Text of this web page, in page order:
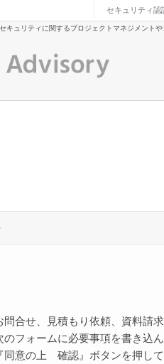
セキュリティ認
キュリティに関するプロジェクトマネジメント
問合せ、見積もり依頼、資料請求
のフォームに必要事項を書き込
『同意の上 確認』ボタンを押して